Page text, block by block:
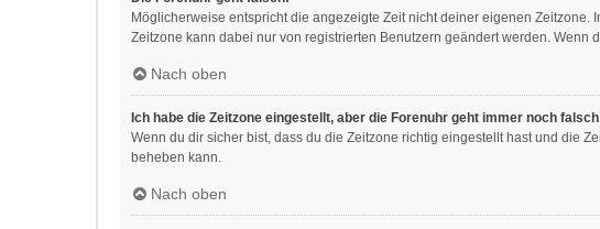
Möglicherweise entspricht die angezeigte Zeit nicht deiner eigenen Zeitzone.
Zeitzone kann dabei nur von registrierten Benutzern geändert werden. Wenn
Nach oben
Ich habe die Zeitzone eingestellt, aber die Forenuhr geht immer noch
Wenn du dir sicher bist, dass du die Zeitzone richtig eingestellt hast und die
beheben kann.
Nach oben